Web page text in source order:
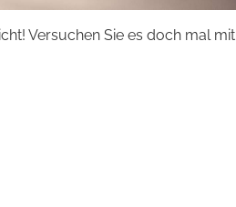
Versuchen Sie es doch mal mit